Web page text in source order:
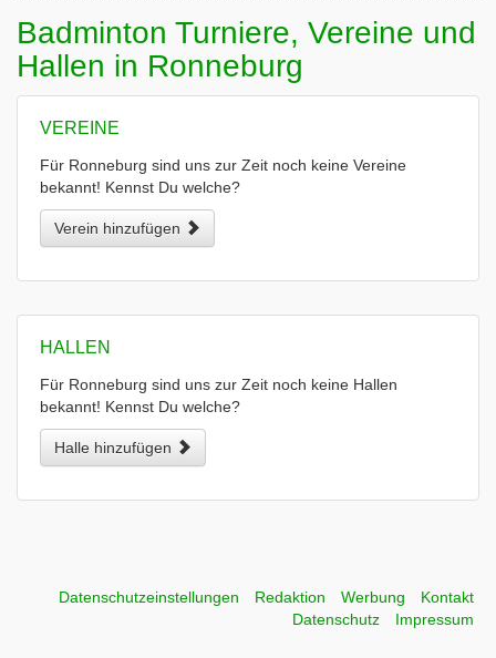
Badminton Turniere, Vereine und
Hallen in Ronneburg
VEREINE
Für Ronneburg sind uns zur Zeit noch keine Vereine
bekannt! Kennst Du welche?
Verein hinzufügen
HALLEN
Für Ronneburg sind uns zur Zeit noch keine Hallen
bekannt! Kennst Du welche?
Halle hinzufügen
Datenschutzeinstellungen Redaktion Werbung
Kontakt
Datenschutz
Impressum